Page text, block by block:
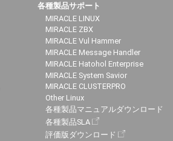
各種製品サポート
MIRACLE LINUX
MIRACLE ZBX
MIRACLE Vul Hammer
MIRACLE Message Handler
MIRACLE Hatohol Enterprise
MIRACLE System Savior
MIRACLE CLUSTERPRO
Other Linux
各種製品マニュアルダウンロード
各種製品SLA
評価版ダウンロード